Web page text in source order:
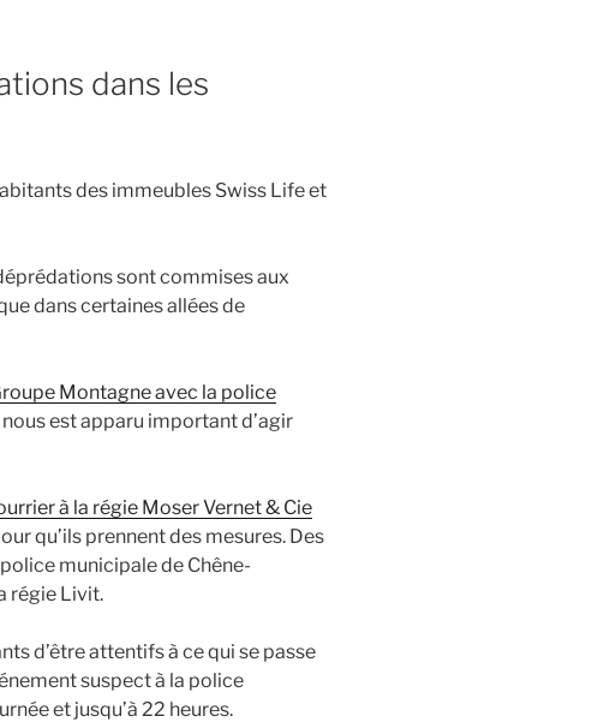
dans les
des immeubles Swiss Life et
sont commises aux
dans certaines allées de
Montagne avec la police
nous est apparu important d’agir
à la régie Moser Vernet & Cie
qu’ils prennent des mesures. Des
municipale de Chêne-
régie Livit.
d’être attentifs à ce qui se passe
suspect à la police
et jusqu’à 22 heures.